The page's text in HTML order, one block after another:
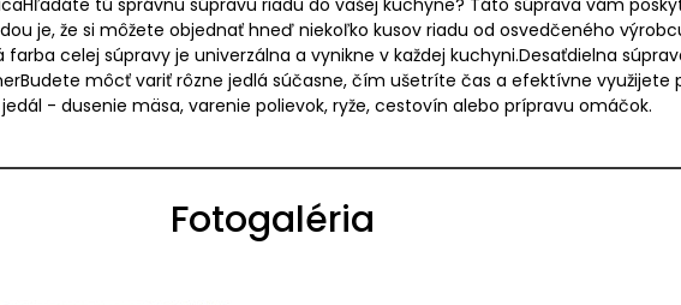
tú správnu súpravu riadu do vašej kuchyne? Táto súprava vám
je, že si môžete objednať hneď niekoľko kusov riadu od osvedčeného
celej súpravy je univerzálna a vynikne v každej kuchyni.Desaťdielna
môcť variť rôzne jedlá súčasne, čím ušetríte čas a efektívne využijete
- dusenie mäsa, varenie polievok, ryže, cestovín alebo prípravu omáčok.
Fotogaléria